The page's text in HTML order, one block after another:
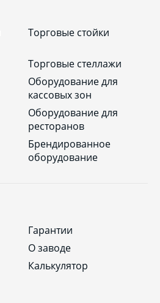
Торговые стойки
Торговые стеллажи
Оборудование для
кассовых зон
Оборудование для
ресторанов
Брендированное
оборудование
Гарантии
О заводе
Калькулятор